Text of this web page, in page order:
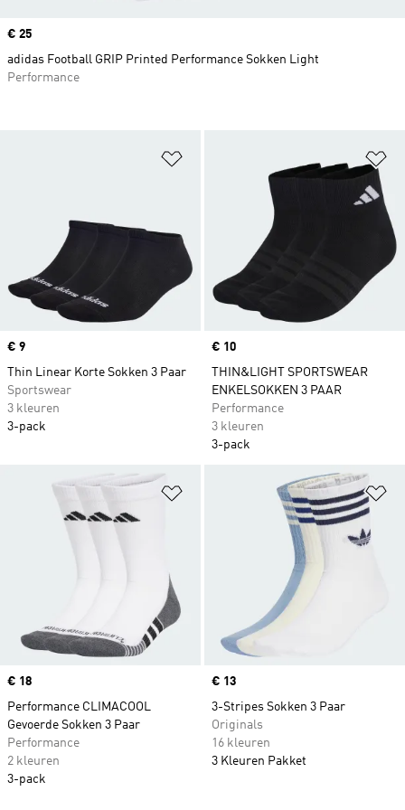
Price
€ 9
Thin Linear Korte Sokken 3 Paar
Sportswear
3 kleuren
3-pack
Price
€ 10
THIN&LIGHT SPORTSWEAR
ENKELSOKKEN 3 PAAR
Performance
3 kleuren
3-pack
Op verlanglijst zetten
Price
€ 18
Performance CLIMACOOL
Gevoerde Sokken 3 Paar
Performance
2 kleuren
3-pack
Price
€ 13
3-Stripes Sokken 3 Paar
Originals
16 kleuren
3 Kleuren Pakket
Price
€ 25
adidas Football GRIP Printed Performance Sokken Light
Performance